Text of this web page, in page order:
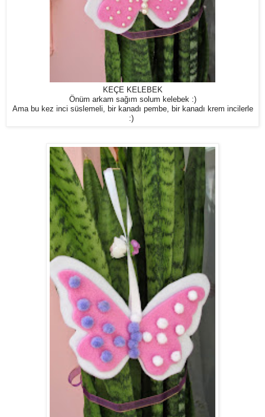
KEÇE KELEBEK
Önüm arkam sağım solum kelebek :)
Ama bu kez inci süslemeli, bir kanadı pembe, bir kanadı krem incilerle
:)